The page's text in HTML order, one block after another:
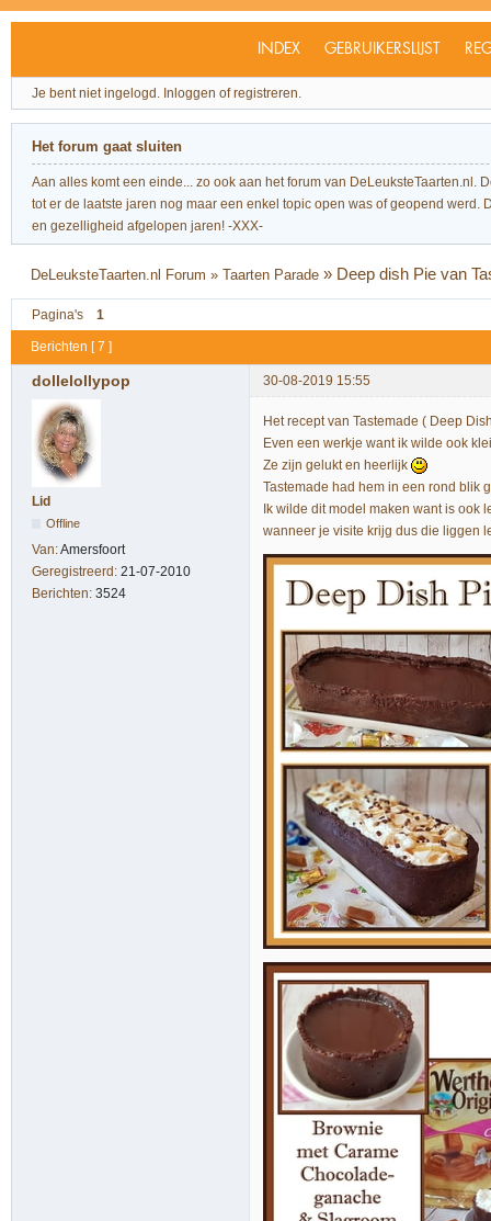
INDEX GEBRUIKERSLIJST
Je bent niet ingelogd. Inloggen of registreren.
Het forum gaat sluiten
Aan alles komt een einde... zo ook aan het forum van
tot er de laatste jaren nog maar een enkel topic open was of geopend
en gezelligheid afgelopen jaren! -XXX-
DeLeuksteTaarten.nl Forum »Taarten Parade » Deep dish Pie van
Pagina's 1
Berichten [ 7 ]
dollelollypop 30-08-2019 15:55
Lid
Offline
Van:Amersfoort
Geregistreerd: 21-07-2010
Berichten: 3524
Het recept van Tastemade ( Deep
Even een werkje want ik wilde ook
Ze zijn gelukt en heerlijk
Tastemade had hem in een rond blik
Ik wilde dit model maken want is
wanneer je visite krijg dus die liggen